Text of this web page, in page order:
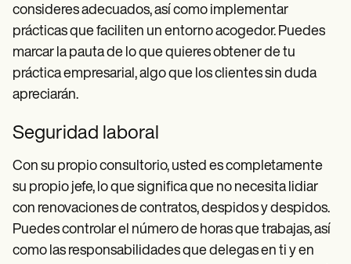
consideres adecuados, así como implementar
prácticas que faciliten un entorno acogedor. Puedes
marcar la pauta de lo que quieres obtener de tu
práctica empresarial, algo que los clientes sin duda
apreciarán.
Seguridad laboral
Con su propio consultorio, usted es completamente
su propio jefe, lo que significa que no necesita lidiar
con renovaciones de contratos, despidos y despidos.
Puedes controlar el número de horas que trabajas, así
como las responsabilidades que delegas en ti y en